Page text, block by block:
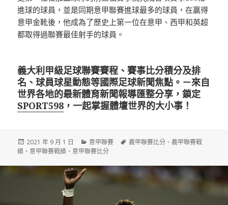
進球的球員，並是同期意甲聯賽進球最多的球員，在贏得
意甲金靴後，他成為了歷史上第一位在意甲、西甲和英超
都取得過聯賽最佳射手的球員。
義大利甲級足球聯賽賽程、賽事比分積分及排
名、球員球星動態等國際足球新聞焦點。－來自
世界各地的最新體育新聞報導匯整分享，鎖定
SPORT598 ，一起掌握體壇世界的大小事！
發
佈
期:
2021 年 9 月 1 日
分
類
意甲聯賽
標
義甲聯賽比分 、義甲聯賽戰
績 、 意甲聯賽戰績 、 意甲聯賽比分